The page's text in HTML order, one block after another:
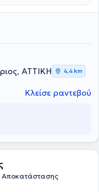
ΑΤΤΙΚΗ
4,4 km
Κλείσε ραντεβού
Αποκατάστασης